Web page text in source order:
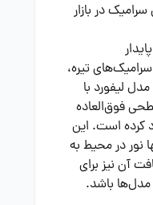
در بازار
تیره،
لیفورد با
فوق‌العاده
است. این
نور در محیط به
آن نیز برای
مدل‌ها باشد.